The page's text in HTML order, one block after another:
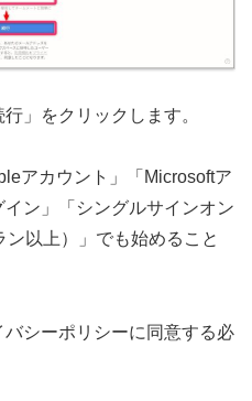
」をクリックします。
アカウント」「Microsoftア
ン」「シングルサインオン
ン以上）」でも始めること
シーポリシーに同意する必